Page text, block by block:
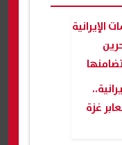
الإيرانية
غزة